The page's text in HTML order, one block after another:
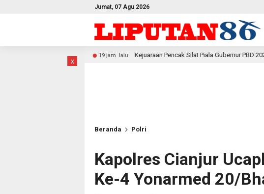
Jumat, 07 Agu 2026
x
Kejuaraan Pencak Silat Piala Gubernur PBD 2026, Atlet Kodam XVIII Kasuari
Beranda Polri
Kapolres Cianjur
Ke-4 Yonarmed 20/